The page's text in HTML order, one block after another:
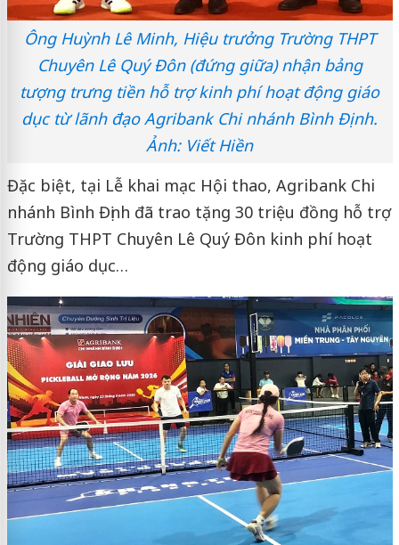
Ông Huỳnh Lê Minh, Hiệu trưởng Trường THPT
Chuyên Lê Quý Đôn (đứng giữa) nhận bảng
tượng trưng tiền hỗ trợ kinh phí hoạt động giáo
dục từ lãnh đạo Agribank Chi nhánh Bình Định.
Ảnh: Viết Hiền
Đặc biệt, tại Lễ khai mạc Hội thao, Agribank Chi
nhánh Bình Định đã trao tặng 30 triệu đồng hỗ trợ
Trường THPT Chuyên Lê Quý Đôn kinh phí hoạt
động giáo dục…